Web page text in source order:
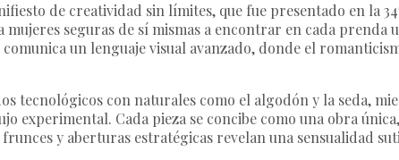
de creatividad sin límites, que fue presentado en la
seguras de sí mismas a encontrar en cada prenda
un lenguaje visual avanzado, donde el
tecnológicos con naturales como el algodón y la seda,
experimental. Cada pieza se concibe como una obra
y aberturas estratégicas revelan una sensualidad